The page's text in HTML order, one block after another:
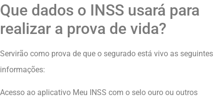
Que dados o INSS usará para
realizar a prova de vida?
Servirão como prova de que o segurado está vivo as seguintes
informações:
Acesso ao aplicativo Meu INSS com o selo ouro ou outros